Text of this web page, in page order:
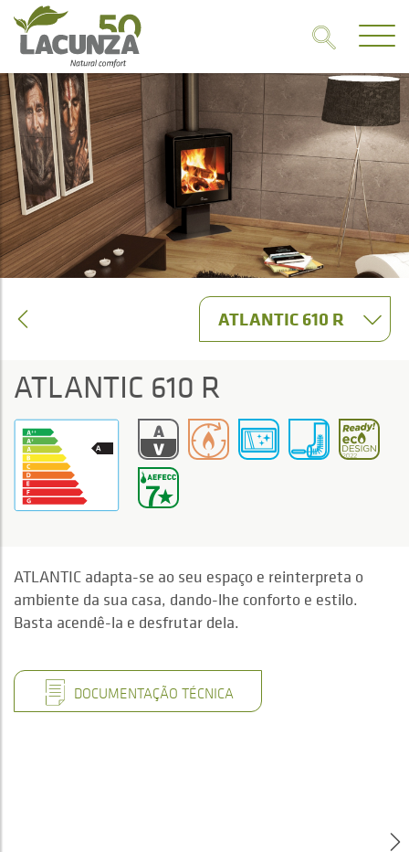
ATLANTIC 610 R
ATLANTIC 610 R
ATLANTIC adapta-se ao seu espaço e reinterpreta o
ambiente da sua casa, dando-lhe conforto e estilo.
Basta acendê-la e desfrutar dela.
DOCUMENTAÇÃO TÉCNICA